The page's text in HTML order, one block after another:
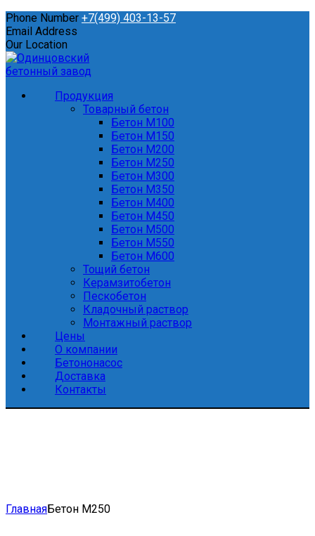
Phone Number +7(499) 403-13-57
Email Address
Our Location
Продукция
Товарный бетон
Бетон М100
Бетон М150
Бетон М200
Бетон М250
Бетон М300
Бетон М350
Бетон М400
Бетон М450
Бетон М500
Бетон М550
Бетон М600
Тощий бетон
Керамзитобетон
Пескобетон
Кладочный раствор
Монтажный раствор
Цены
О компании
Бетононасос
Доставка
Контакты
ГлавнаяБетон М250